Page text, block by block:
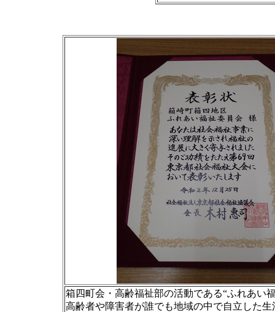
箱四町会・高齢福祉部の活動である“ふれあい
高齢者や障害者が誰でも地域の中で自立した